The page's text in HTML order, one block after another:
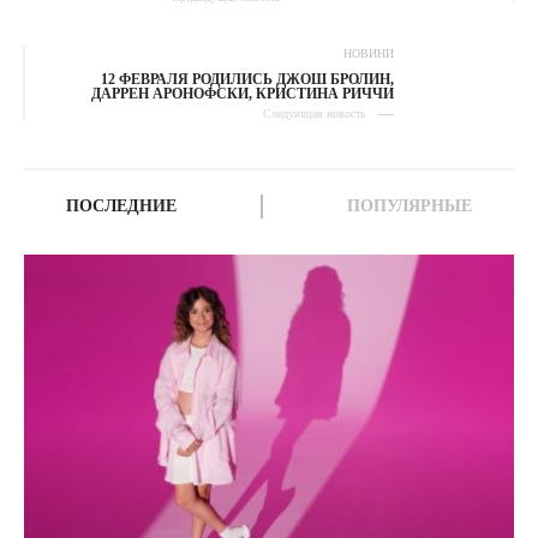
НОВИНИ
12 ФЕВРАЛЯ РОДИЛИСЬ ДЖОШ БРОЛИН,
ДАРРЕН АРОНОФСКИ, КРИСТИНА РИЧЧИ
Следующая новость
ПОСЛЕДНИЕ ПОПУЛЯРНЫЕ